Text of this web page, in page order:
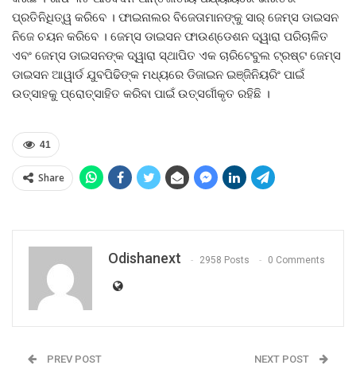
ପ୍ରତିନିଧିତ୍ୱ କରିବେ । ଫାଇନାଲର ବିଜେତାମାନଙ୍କୁ ସାର୍ ଜେମ୍‌ସ ଡାଇସନ
ନିଜେ ଚୟନ କରିବେ । ଜେମ୍‌ସ ଡାଇସନ ଫାଉଣ୍ଡେଶନ ଦ୍ୱାରା ପରିଚାଳିତ
ଏବଂ ଜେମ୍‌ସ ଡାଇସନଙ୍କ ଦ୍ୱାରା ସ୍ଥାପିତ ଏକ ଚାରିଟେବୁଲ ଟ୍ରଷ୍ଟ ଜେମ୍‌ସ
ଡାଇସନ ଆୱାର୍ଡ ଯୁବପିଢିଙ୍କ ମଧ୍ୟରେ ଡିଜାଇନ ଇଞ୍ଜିନିୟରିଂ ପାଇଁ
ଉତ୍ସାହକୁ ପ୍ରୋତ୍ସାହିତ କରିବା ପାଇଁ ଉତ୍ସର୍ଗୀକୃତ ରହିଛି ।
41
Share
Odishanext 2958 Posts 0 Comments
PREV POST NEXT POST